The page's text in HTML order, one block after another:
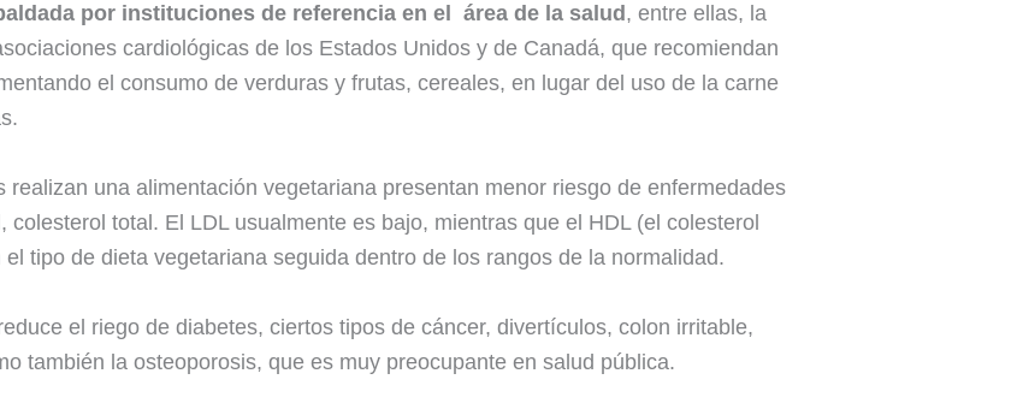
por instituciones de referencia en el área de la salud, entre ellas, la
cardiológicas de los Estados Unidos y de Canadá, que recomiendan
el consumo de verduras y frutas, cereales, en lugar del uso de la carne
una alimentación vegetariana presentan menor riesgo de enfermedades
total. El LDL usualmente es bajo, mientras que el HDL (el colesterol
tipo de dieta vegetariana seguida dentro de los rangos de la normalidad.
el riego de diabetes, ciertos tipos de cáncer, divertículos, colon irritable,
también la osteoporosis, que es muy preocupante en salud pública.